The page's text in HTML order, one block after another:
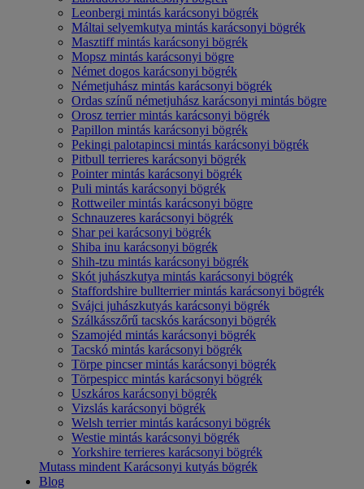
Leonbergi mintás karácsonyi bögrék
Máltai selyemkutya mintás karácsonyi bögrék
Masztiff mintás karácsonyi bögrék
Mopsz mintás karácsonyi bögre
Német dogos karácsonyi bögrék
Németjuhász mintás karácsonyi bögrék
Ordas színű németjuhász karácsonyi mintás bögre
Orosz terrier mintás karácsonyi bögrék
Papillon mintás karácsonyi bögrék
Pekingi palotapincsi mintás karácsonyi bögrék
Pitbull terrieres karácsonyi bögrék
Pointer mintás karácsonyi bögrék
Puli mintás karácsonyi bögrék
Rottweiler mintás karácsonyi bögre
Schnauzeres karácsonyi bögrék
Shar pei karácsonyi bögrék
Shiba inu karácsonyi bögrék
Shih-tzu mintás karácsonyi bögrék
Skót juhászkutya mintás karácsonyi bögrék
Staffordshire bullterrier mintás karácsonyi bögrék
Svájci juhászkutyás karácsonyi bögrék
Szálkásszőrű tacskós karácsonyi bögrék
Szamojéd mintás karácsonyi bögrék
Tacskó mintás karácsonyi bögrék
Törpe pincser mintás karácsonyi bögrék
Törpespicc mintás karácsonyi bögrék
Uszkáros karácsonyi bögrék
Vizslás karácsonyi bögrék
Welsh terrier mintás karácsonyi bögrék
Westie mintás karácsonyi bögrék
Yorkshire terrieres karácsonyi bögrék
Mutass mindent Karácsonyi kutyás bögrék
Blog